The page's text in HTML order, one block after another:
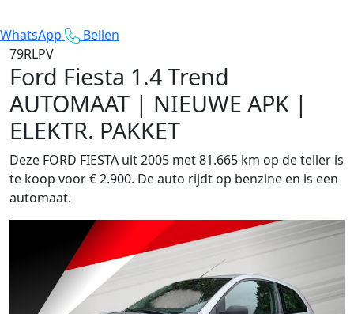
WhatsApp
Bellen
79RLPV
Ford Fiesta 1.4 Trend
AUTOMAAT | NIEUWE APK |
ELEKTR. PAKKET
Deze FORD FIESTA uit 2005 met 81.665 km op de teller is
te koop voor € 2.900. De auto rijdt op benzine en is een
automaat.